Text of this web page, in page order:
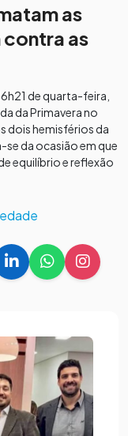
as
as
de quarta-feira,
da Primavera no
dois hemisférios da
se da ocasião em que
equilíbrio e reflexão